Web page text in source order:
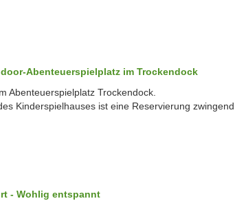
Abenteuerspielplatz im Trockendock
Abenteuerspielplatz Trockendock.
Kinderspielhauses ist eine Reservierung zwingend
- Wohlig entspannt